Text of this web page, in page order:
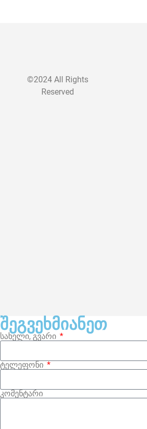
©2024 All Rights
Reserved
შეგვეხმიანეთ
სახელი, გვარი
ტელეფონი
კომენტარი